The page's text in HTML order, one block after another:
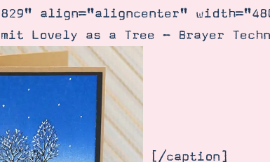
align="aligncenter"
mit Lovely as a Tree - Brayer
[/caption]